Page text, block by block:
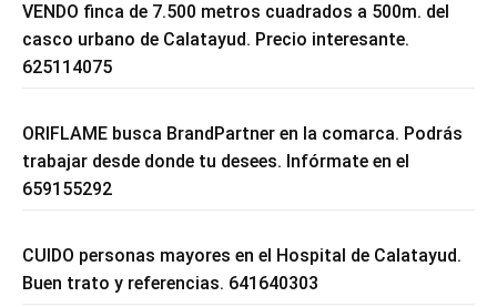
VENDO finca de 7.500 metros cuadrados a 500m. del
casco urbano de Calatayud. Precio interesante.
625114075
ORIFLAME busca BrandPartner en la comarca. Podrás
trabajar desde donde tu desees. Infórmate en el
659155292
CUIDO personas mayores en el Hospital de Calatayud.
Buen trato y referencias. 641640303